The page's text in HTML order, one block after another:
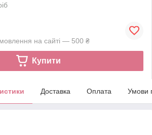
на сайті — 500 ₴
Купити
Доставка Оплата Умови